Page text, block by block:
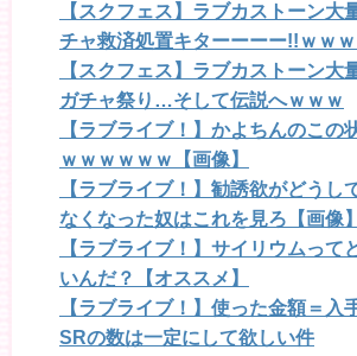
【スクフェス】ラブカストーン大
チャ救済処置キターーーー!!ｗｗｗ
【スクフェス】ラブカストーン大
ガチャ祭り…そして伝説へｗｗｗ
【ラブライブ！】かよちんのこの
ｗｗｗｗｗｗ【画像】
【ラブライブ！】勧誘欲がどうし
なくなった奴はこれを見ろ【画像】
【ラブライブ！】サイリウムって
いんだ？【オススメ】
【ラブライブ！】使った金額＝入
SRの数は一定にして欲しい件